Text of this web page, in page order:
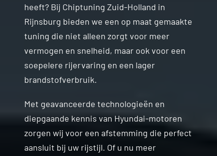
heeft? Bij Chiptuning Zuid-Holland in
Rijnsburg bieden we een op maat gemaakte
tuning die niet alleen zorgt voor meer
vermogen en snelheid, maar ook voor een
soepelere rijervaring en een lager
brandstofverbruik.
Met geavanceerde technologieën en
diepgaande kennis van Hyundai-motoren
zorgen wij voor een afstemming die perfect
aansluit bij uw rijstijl. Of u nu meer